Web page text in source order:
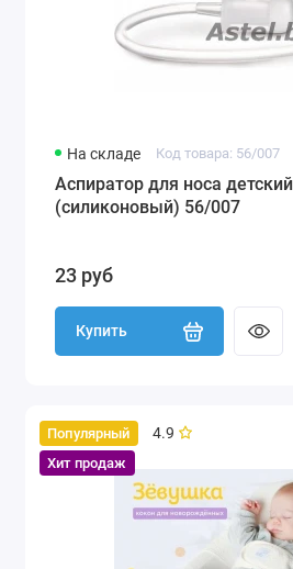
На складе Код товара: 56/007
Аспиратор для носа
(силиконовый) 56/007
23 руб
Купить
Популярный
Хит продаж
4.9